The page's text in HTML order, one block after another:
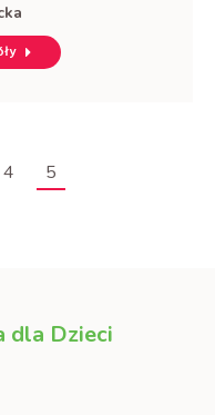
4 5
dla Dzieci